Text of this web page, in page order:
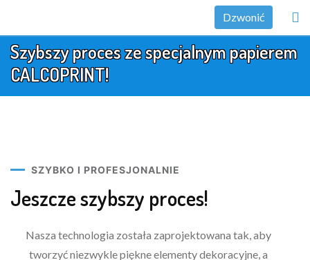
Dzwonić
Szybszy proces ze specjalnym papierem
CALCOPRINT!
SZYBKO I PROFESJONALNIE
Jeszcze szybszy proces!
Nasza technologia została zaprojektowana tak, aby
tworzyć niezwykle piękne elementy dekoracyjne, a